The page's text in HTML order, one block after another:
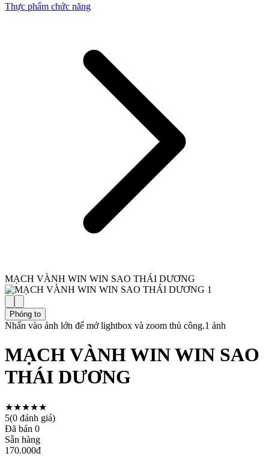
Thực phẩm chức năng
MẠCH VÀNH WIN WIN SAO THÁI DƯƠNG
Phóng to
Nhấn vào ảnh lớn để mở lightbox và zoom thủ công.1 ảnh
MẠCH VÀNH WIN WIN SAO
THÁI DƯƠNG
★★★★★
5(0 đánh giá)
Đã bán 0
Sẵn hàng
170.000đ